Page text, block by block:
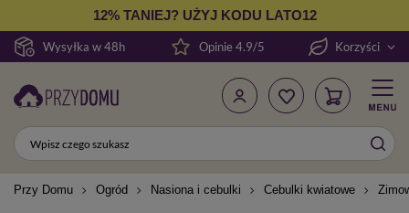
Wysyłka w 48h
12% TANIEJ? UŻYJ KODU LATO12
Opinie 4.9/5 Korzyści
Przy Domu Ogród Nasiona i cebulki Cebulki kwiatowe